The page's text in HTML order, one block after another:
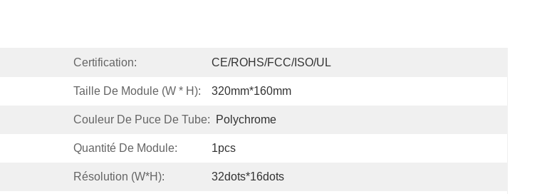
Certification: CE/ROHS/FCC/ISO/UL
Taille De Module (W * H): 320mm*160mm
Couleur De Puce De Tube: Polychrome
Quantité De Module: 1pcs
Résolution (W*H): 32dots*16dots